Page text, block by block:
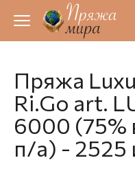
Пряжа
Ri.Go art.
6000 (75%
п/а) - 2525